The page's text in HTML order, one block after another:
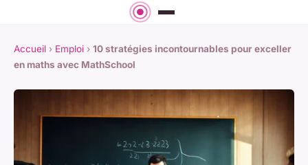
Accueil › Emploi › 10 stratégies incontournables pour exceller
en maths avec MathSchool